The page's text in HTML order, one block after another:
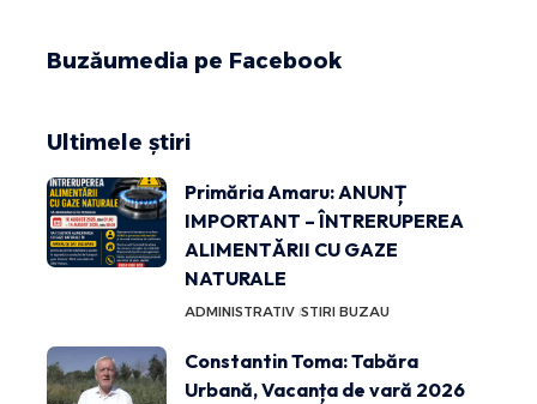
Buzăumedia pe Facebook
Ultimele știri
Primăria Amaru: ANUNȚ
IMPORTANT – ÎNTRERUPEREA
ALIMENTĂRII CU GAZE
NATURALE
ADMINISTRATIV STIRI BUZAU
Constantin Toma: Tabăra
Urbană, Vacanța de vară 2026